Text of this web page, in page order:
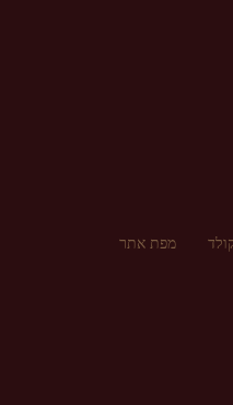
מפת אתר